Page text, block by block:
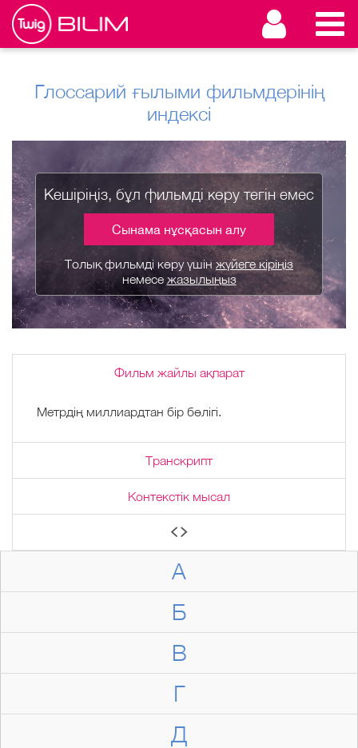
Глоссарий ғылыми фильмдерінің
индексі
А
Б
В
Г
Д
Кешіріңіз, бұл фильмді көру тегін емес
Сынама нұсқасын алу
Толық фильмді көру үшінжүйеге кіріңіз
немесе жазылыңыз
Фильм жайлы ақпарат
Метрдің миллиардтан бір бөлігі.
Транскрипт
Контекстік мысал